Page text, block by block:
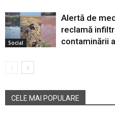
Social
Alertă de
reclamă
contaminării
CELE MAI POPULARE